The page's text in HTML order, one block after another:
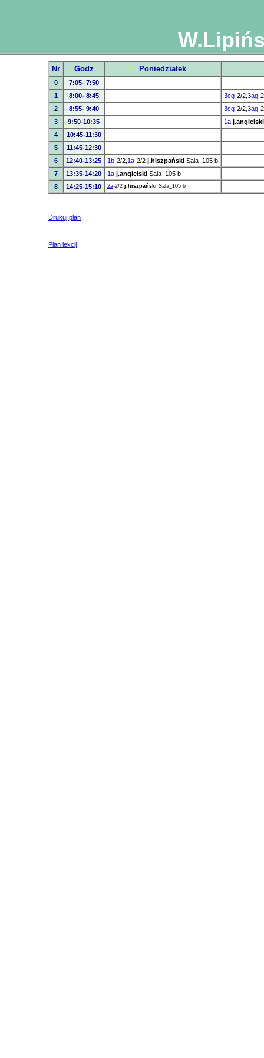
Nr Godz Poniedziałek
0
7:05- 7:50
1
8:00- 8:45 3cg-2/2, 3ag-
2
8:55- 9:40 3cg-2/2, 3ag-
3
9:50-10:35 1a j.angielski
4
10:45-11:30
5
11:45-12:30
6
12:40-13:25 1b-2/2, 1a-2/2 j.hiszpański Sala_105 b
7
13:35-14:20 1a j.angielski Sala_105 b
8
14:25-15:10 2a-2/2 j.hiszpański Sala_105 b
Drukuj plan
Plan lekcji